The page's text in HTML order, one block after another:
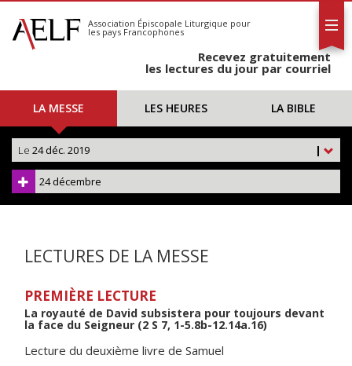
S'abonner
Calendrier
Association Épiscopale Liturgique pour
les pays Francophones
Recevez gratuitement
les lectures du jour par courriel
LA MESSE LES HEURES LA BIBLE
|
Le 24 déc. 2019
24 décembre
LECTURES DE LA MESSE
PREMIÈRE LECTURE
La royauté de David subsistera pour toujours devant
la face du Seigneur (2 S 7, 1-5.8b-12.14a.16)
Lecture du deuxième livre de Samuel